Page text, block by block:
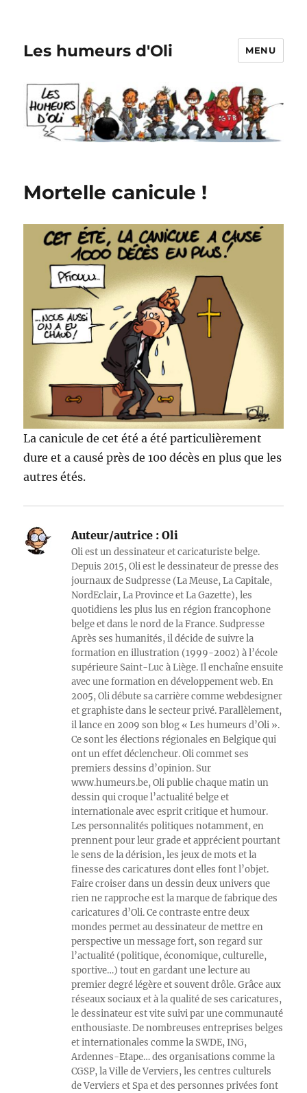
Les humeurs d'Oli MENU
Mortelle canicule !
La canicule de cet été a été particulièrement
dure et a causé près de 100 décès en plus que les
autres étés.
Auteur/autrice : Oli
Oli est un dessinateur et caricaturiste belge.
Depuis 2015, Oli est le dessinateur de presse des
journaux de Sudpresse (La Meuse, La Capitale,
NordEclair, La Province et La Gazette), les
quotidiens les plus lus en région francophone
belge et dans le nord de la France. Sudpresse
Après ses humanités, il décide de suivre la
formation en illustration (1999-2002) à l’école
supérieure Saint-Luc à Liège. Il enchaîne ensuite
avec une formation en développement web. En
2005, Oli débute sa carrière comme webdesigner
et graphiste dans le secteur privé. Parallèlement,
il lance en 2009 son blog « Les humeurs d’Oli ».
Ce sont les élections régionales en Belgique qui
ont un effet déclencheur. Oli commet ses
premiers dessins d’opinion. Sur
www.humeurs.be, Oli publie chaque matin un
dessin qui croque l’actualité belge et
internationale avec esprit critique et humour.
Les personnalités politiques notamment, en
prennent pour leur grade et apprécient pourtant
le sens de la dérision, les jeux de mots et la
finesse des caricatures dont elles font l’objet.
Faire croiser dans un dessin deux univers que
rien ne rapproche est la marque de fabrique des
caricatures d’Oli. Ce contraste entre deux
mondes permet au dessinateur de mettre en
perspective un message fort, son regard sur
l’actualité (politique, économique, culturelle,
sportive…) tout en gardant une lecture au
premier degré légère et souvent drôle. Grâce aux
réseaux sociaux et à la qualité de ses caricatures,
le dessinateur est vite suivi par une communauté
enthousiaste. De nombreuses entreprises belges
et internationales comme la SWDE, ING,
Ardennes-Etape… des organisations comme la
CGSP, la Ville de Verviers, les centres culturels
de Verviers et Spa et des personnes privées font